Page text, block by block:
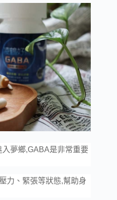
夢鄉,GABA是非常重要
力、緊張等狀態,幫助身